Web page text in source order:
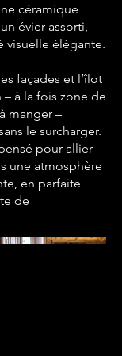
céramique
évier assorti,
visuelle élégante.
façades et l’îlot
à la fois zone de
manger –
le surcharger.
pour allier
une atmosphère
en parfaite
de